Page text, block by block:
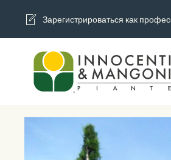
Skip to main content
Зарегистрироваться как